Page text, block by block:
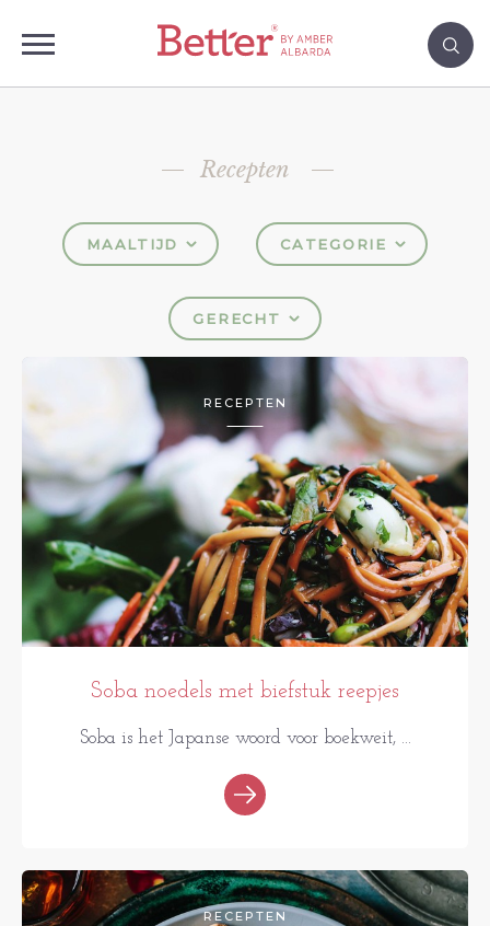
Recepten
MAALTIJD CATEGORIE
GERECHT
RECEPTEN
Soba noedels met biefstuk reepjes
Soba is het Japanse woord voor boekweit, ...
RECEPTEN